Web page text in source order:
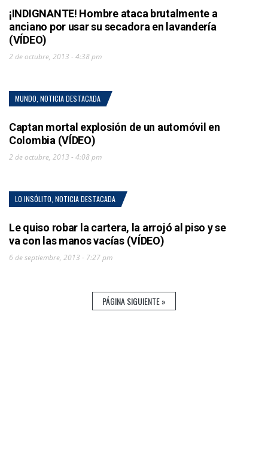
¡INDIGNANTE! Hombre ataca brutalmente a
anciano por usar su secadora en lavandería
(VÍDEO)
2 de octubre, 2013 - 4:38 pm
MUNDO NOTICIA DESTACADA
Captan mortal explosión de un automóvil en
Colombia (VÍDEO)
2 de octubre, 2013 - 4:08 pm
LO INSÓLITO NOTICIA DESTACADA
Le quiso robar la cartera, la arrojó al piso y se
va con las manos vacías (VÍDEO)
6 de septiembre, 2013 - 7:27 pm
PÁGINA SIGUIENTE »